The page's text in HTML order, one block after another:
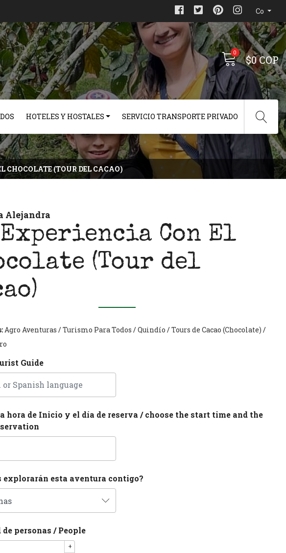
Co
0
$0 COP
HOTELES Y HOSTALES SERVICIO TRANSPORTE PRIVADO
CHOCOLATE (TOUR DEL CACAO)
Alejandra
Con El
(Tour del
Agro Aventuras /Turismo Para Todos /Quindío /Tours de Cacao (Chocolate) /
Guide
hora de Inicio y el día de reserva / choose the start time and the
explorarán esta aventura contigo?
personas / People
+